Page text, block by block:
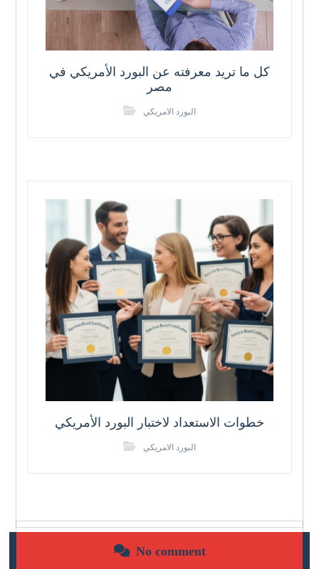
كل ما تريد معرفته عن البورد الأمريكي في
مصر
البورد الامريكي
خطوات الاستعداد لاختبار البورد الأمريكي
البورد الامريكي
No comment